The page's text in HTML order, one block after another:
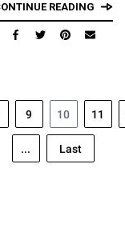
READING
9 10 11
... Last